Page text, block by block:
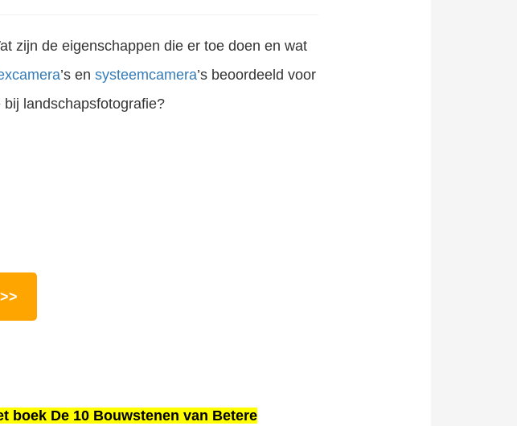
zijn de eigenschappen die er toe doen en wat
’s en systeemcamera’s beoordeeld voor
landschapsfotografie?
boek De 10 Bouwstenen van Betere